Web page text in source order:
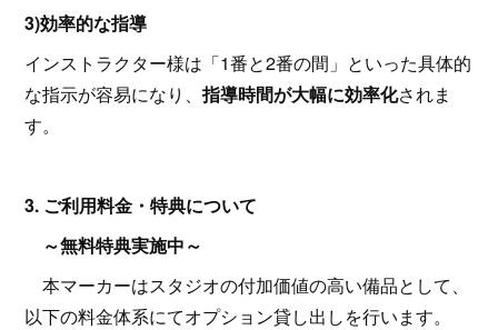
3)効率的な指導
インストラクター様は「1番と2番の間」といった具体的
な指示が容易になり、指導時間が大幅に効率化されま
す。
3. ご利用料金・特典について
～無料特典実施中～
本マーカーはスタジオの付加価値の高い備品として、
以下の料金体系にてオプション貸し出しを行います。